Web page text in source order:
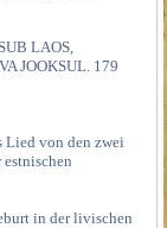
LAOS,
JOOKSUL. 179
Lied von den zwei
in der livischen